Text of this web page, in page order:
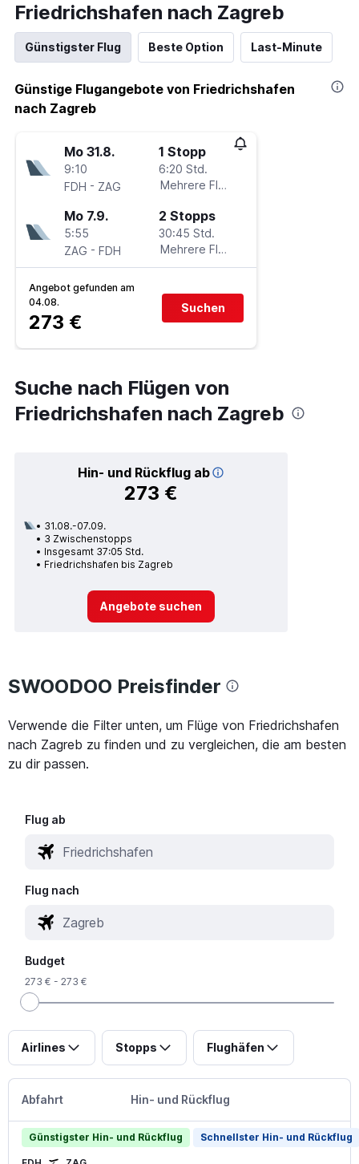
Friedrichshafen nach Zagreb
Günstigster Flug Beste Option Last-Minute
Günstige Flugangebote von Friedrichshafen
nach Zagreb
Mo 31.8.
9:10
FDH - ZAG
1 Stopp
6:20 Std.
Mehrere Fluglinien
Mo 7.9.
5:55
ZAG - FDH
2 Stopps
30:45 Std.
Mehrere Fluglinien
Angebot gefunden am
04.08.
273 €
Suchen
Suche nach Flügen von
Friedrichshafen nach Zagreb
Hin- und Rückflug ab
273 €
31.08.-07.09.
3 Zwischenstopps
Insgesamt 37:05 Std.
Friedrichshafen bis Zagreb
Angebote suchen
SWOODOO Preisfinder
Verwende die Filter unten, um Flüge von Friedrichshafen
nach Zagreb zu finden und zu vergleichen, die am besten
zu dir passen.
Flug ab
Flug nach
Budget
273 € - 273 €
Airlines Stopps Flughäfen
Abfahrt Hin- und Rückflug
Günstigster Hin- und Rückflug Schnellster Hin- und Rückflug